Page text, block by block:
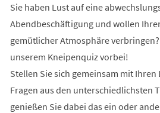
Sie haben Lust auf eine
Abendbeschäftigung und wollen
gemütlicher Atmosphäre
unserem Kneipenquiz vorbei!
Stellen Sie sich gemeinsam mit
Fragen aus den unterschiedlichsten
genießen Sie dabei das ein oder